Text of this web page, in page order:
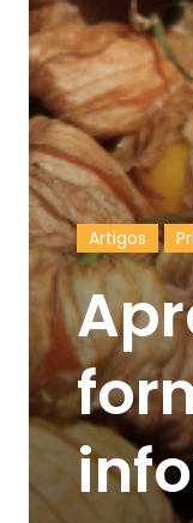
Artigos